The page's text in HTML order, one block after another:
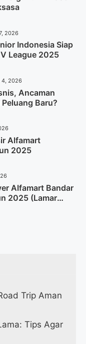
2026
Indonesia Siap
League 2025
4, 2026
Ancaman
Baru?
Alfamart
2025
Alfamart Bandar
2025 (Lamar
Trip Aman
Tips Agar